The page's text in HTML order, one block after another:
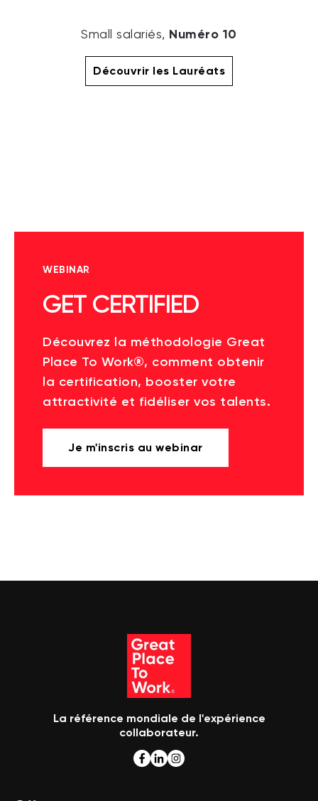
Small salariés, Numéro 10
Découvrir les Lauréats
WEBINAR
GET CERTIFIED
Découvrez la méthodologie Great
Place To Work®, comment obtenir
la certification, booster votre
attractivité et fidéliser vos talents.
Je m'inscris au webinar
La référence mondiale de l'expérience
collaborateur.